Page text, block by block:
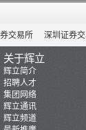
交易所 深圳证券
关于辉立
辉立简介
招聘人才
集团网络
辉立通讯
辉立频道